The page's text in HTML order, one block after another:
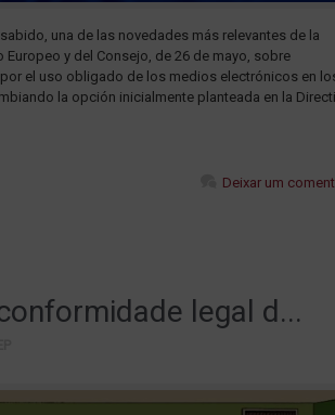
una de las novedades más relevantes de la
Europeo y del Consejo, de 26 de mayo, sobre
el uso obligado de los medios electrónicos en
la opción inicialmente planteada en la
Deixar um
legal d...